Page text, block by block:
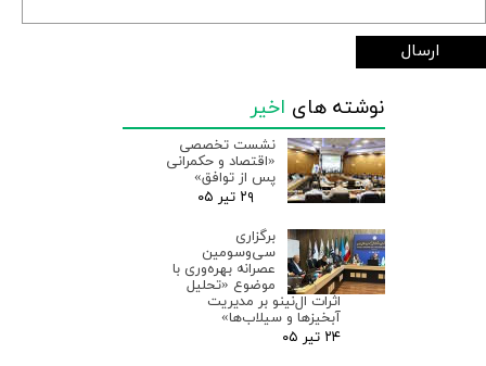
ارسال
نوشته های اخیر
نشست تخصصی
«اقتصاد و حکمرانی
پس از توافق»
۲۹ تیر ۰۵
برگزاری
سی‌وسومین
عصرانه بهره‌وری با
موضوع «تحلیل
اثرات ال‌نینو بر مدیریت
آبخیزها و سیلاب‌ها»
۲۴ تیر ۰۵